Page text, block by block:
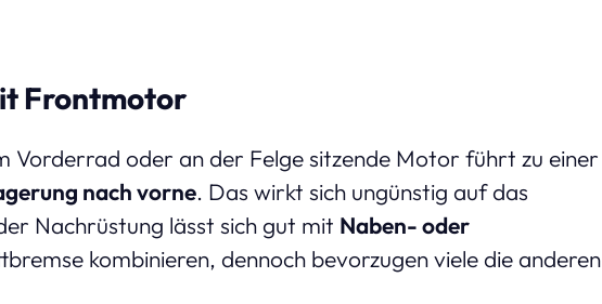
Frontmotor
Vorderrad oder an der Felge sitzende Motor führt zu einer
nach vorne. Das wirkt sich ungünstig auf das
Nachrüstung lässt sich gut mit Naben- oder
kombinieren, dennoch bevorzugen viele die anderen